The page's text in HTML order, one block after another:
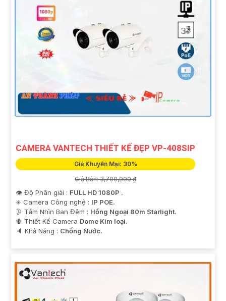
CAMERA VANTECH THIẾT KẾ ĐẸP VP-408SIP
Giá Khuyến Mại: 30%
Giá Bán: 3,700,000 ₫
👁 Độ Phân giải : FULL HD 1080P .
✳️ Camera Công nghệ : IP POE.
🌛 Tầm Nhìn Ban Đêm : Hồng Ngoại 80m Starlight.
🐜 Thiết Kế Camera Dome Kim loại.
️🔈 Khả Năng : Chống Nước.